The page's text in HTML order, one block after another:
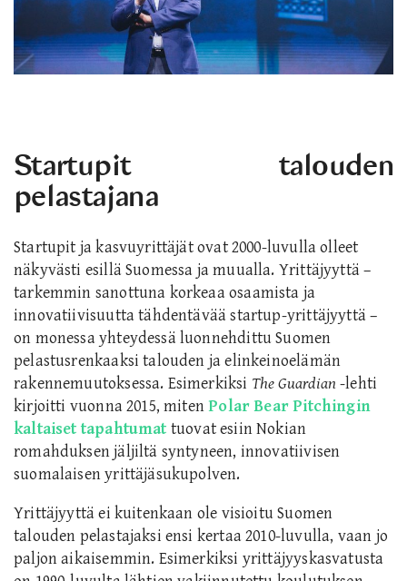
Startupit talouden
pelastajana
Startupit ja kasvuyrittäjät ovat 2000-luvulla olleet
näkyvästi esillä Suomessa ja muualla. Yrittäjyyttä –
tarkemmin sanottuna korkeaa osaamista ja
innovatiivisuutta tähdentävää startup-yrittäjyyttä –
on monessa yhteydessä luonnehdittu Suomen
pelastusrenkaaksi talouden ja elinkeinoelämän
rakennemuutoksessa. Esimerkiksi The Guardian-lehti
kirjoitti vuonna 2015, mitenPolar Bear Pitchingin
kaltaiset tapahtumat tuovat esiin Nokian
romahduksen jäljiltä syntyneen, innovatiivisen
suomalaisen yrittäjäsukupolven.
Yrittäjyyttä ei kuitenkaan ole visioitu Suomen
talouden pelastajaksi ensi kertaa 2010-luvulla, vaan jo
paljon aikaisemmin. Esimerkiksi yrittäjyyskasvatusta